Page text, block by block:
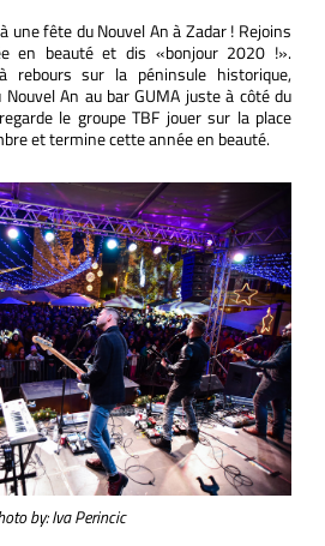
une fête du Nouvel An à Zadar ! Rejoins
en beauté et dis «bonjour 2020 !».
rebours sur la péninsule historique,
An au bar GUMA juste à côté du
le groupe TBF jouer sur la place
et termine cette année en beauté.
by: Iva Perincic